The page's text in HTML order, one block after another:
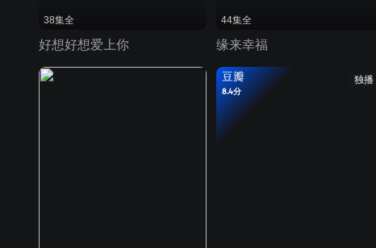
38集全
好想好想爱上你
44集全
缘来幸福
独播
豆瓣
8.4分